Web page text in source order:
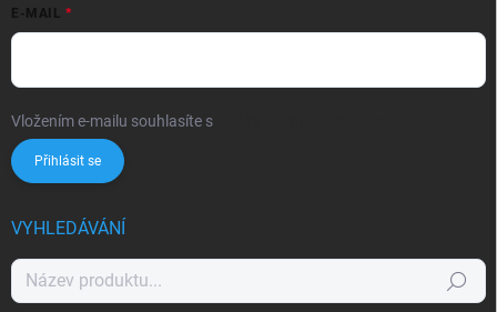
E-MAIL
Vložením e-mailu souhlasíte s
Přihlásit se
VYHLEDÁVÁNÍ
Hledat